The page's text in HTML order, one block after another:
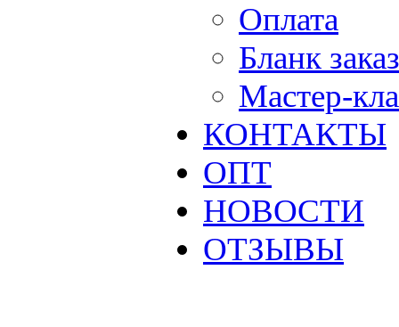
Оплата
Бланк
Мастер-
КОНТАКТЫ
ОПТ
НОВОСТИ
ОТЗЫВЫ